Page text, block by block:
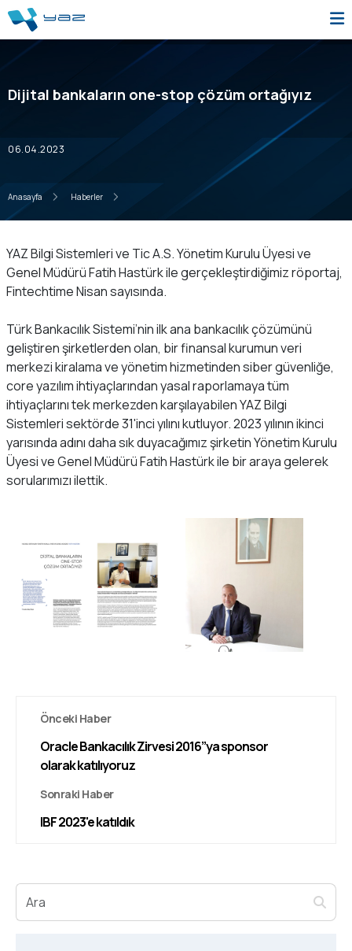
Dijital bankaların one-stop çözüm ortağıyız
06.04.2023
Anasayfa Haberler
YAZ Bilgi Sistemleri ve Tic A.S. Yönetim Kurulu Üyesi ve
Genel Müdürü Fatih Hastürk ile gerçekleştirdiğimiz röportaj,
Fintechtime Nisan sayısında.
Türk Bankacılık Sistemi’nin ilk ana bankacılık çözümünü
geliştiren şirketlerden olan, bir finansal kurumun veri
merkezi kiralama ve yönetim hizmetinden siber güvenliğe,
core yazılım ihtiyaçlarından yasal raporlamaya tüm
ihtiyaçlarını tek merkezden karşılayabilen YAZ Bilgi
Sistemleri sektörde 31'inci yılını kutluyor. 2023 yılının ikinci
yarısında adını daha sık duyacağımız şirketin Yönetim Kurulu
Üyesi ve Genel Müdürü Fatih Hastürk ile bir araya gelerek
sorularımızı ilettik.
Önceki Haber
Oracle Bankacılık Zirvesi 2016”ya sponsor
olarak katılıyoruz
Sonraki Haber
IBF 2023'e katıldık